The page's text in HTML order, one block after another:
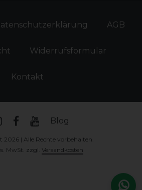
AGB
Widerrufs­formular
Kontakt
Blog
| Alle Rechte vorbehalten.
MwSt. zzgl. Versandkosten